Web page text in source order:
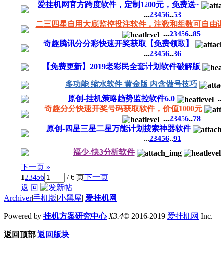
爱挂机网官方跨度软件，定制1200元，免费送~
...23456..53
二三四星自用大底监控投注软件，注数和组数可自由
...23456..85
奇趣腾讯分分彩快速开奖获取【免费领取】
...23456..36
【免费更新】2019老彩民全套计划软件破解版
多功能 缩水软件 黄金版 内含做号技巧
原创-挂机策略趋势监控软件6.0
奇趣分分快速开奖号码获取软件，价值1000元
...23456..78
原创-四星三星二星万能计划搜索神器软件
...23456..91
福少-快3分析软件
下一页 »
123456 / 6 页下一页
返 回
Archiver|手机版|小黑屋| 爱挂机网
Powered by 挂机方案研究中心 X3.4© 2016-2019 爱挂机网 Inc.
返回顶部 返回版块